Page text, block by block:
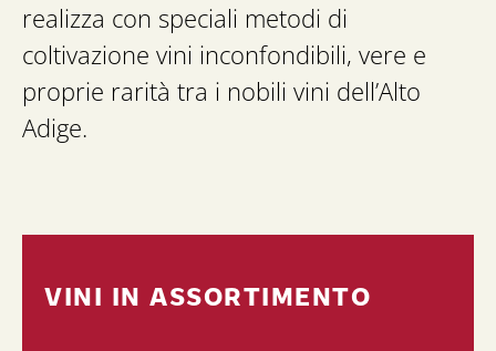
realizza con speciali metodi di
coltivazione vini inconfondibili, vere e
proprie rarità tra i nobili vini dell’Alto
Adige.
VINI IN ASSORTIMENTO